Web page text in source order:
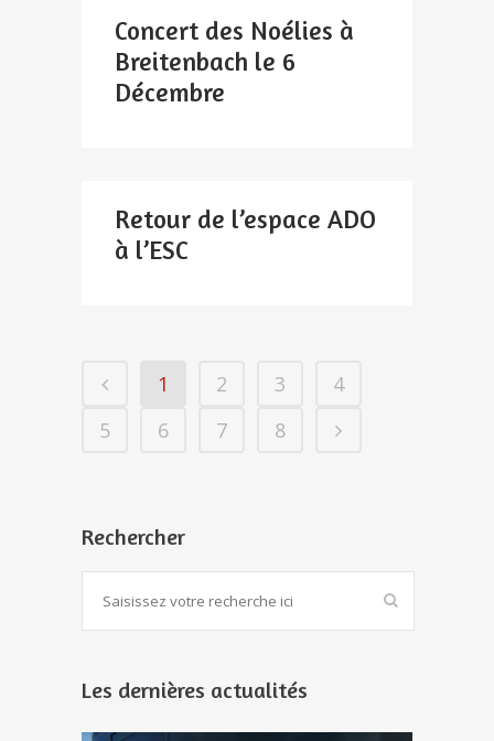
Concert des Noélies à
Breitenbach le 6
Décembre
Retour de l’espace ADO
à l’ESC
1 2 3
4
5
6 7 8
Rechercher
Les dernières actualités